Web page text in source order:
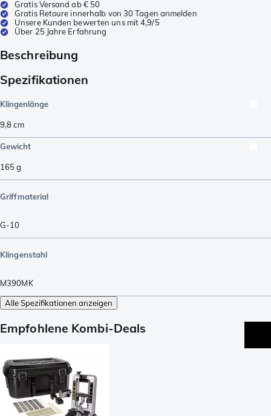
Gratis Versand ab € 50
Gratis Retoure innerhalb von 30 Tagen anmelden
Unsere Kunden bewerten uns mit 4,9/5
Über 25 Jahre Erfahrung
Beschreibung
Spezifikationen
Klingenlänge
9,8cm
Gewicht
165g
Griffmaterial
G-10
Klingenstahl
M390MK
Alle Spezifikationen anzeigen
Empfohlene Kombi-Deals